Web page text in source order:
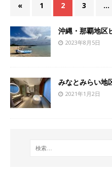
« 1 2 3 …
沖縄・那覇地区
2023年8月5日
みなとみらい地
2021年1月2日